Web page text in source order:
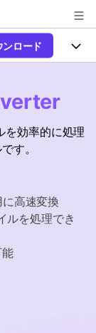
ンロード
New
Hot
Hot
を効率的に処理
す。
高速変換
ルを処理でき